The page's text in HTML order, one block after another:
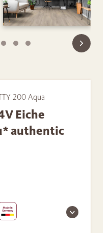
200 Aqua
Eiche
authentic